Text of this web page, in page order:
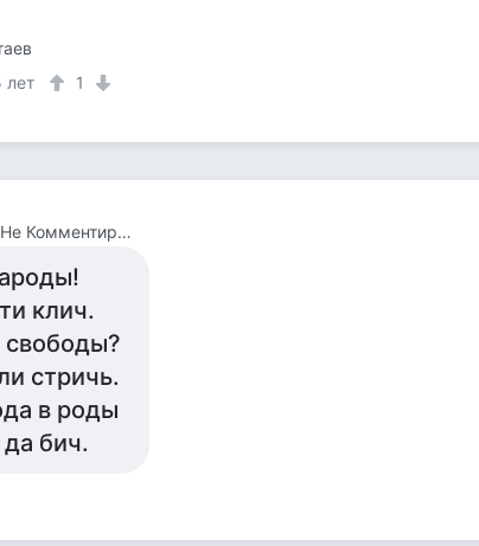
лет
1
Дездемон Отеллович (Глупости Не Комментирую)
клич.
стричь.
в роды
бич.